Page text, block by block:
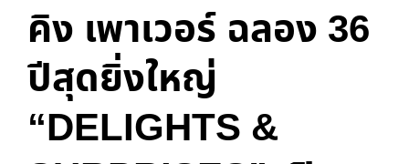
คิง เพาเวอร์ ฉลอง 36
ปีสุดยิ่งใหญ่
“DELIGHTS &